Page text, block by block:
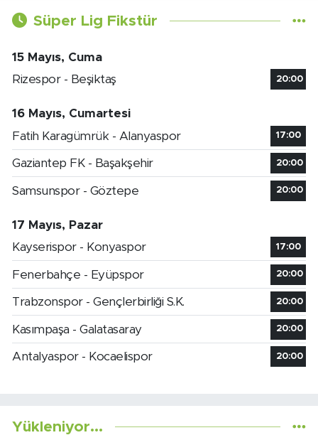
Süper Lig Fikstür
15 Mayıs, Cuma
Rizespor - Beşiktaş
20:00
16 Mayıs, Cumartesi
Fatih Karagümrük - Alanyaspor
17:00
Gaziantep FK - Başakşehir 20:00
Samsunspor - Göztepe 20:00
17 Mayıs, Pazar
Kayserispor - Konyaspor
17:00
Fenerbahçe - Eyüpspor 20:00
Trabzonspor - Gençlerbirliği S.K. 20:00
Kasımpaşa - Galatasaray 20:00
Antalyaspor - Kocaelispor 20:00
Yükleniyor...